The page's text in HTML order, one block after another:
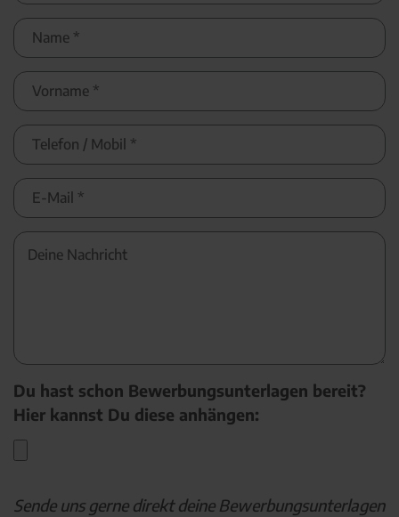
Du hast schon Bewerbungsunterlagen bereit?
Hier kannst Du diese anhängen:
Sende uns gerne direkt deine Bewerbungsunterlagen